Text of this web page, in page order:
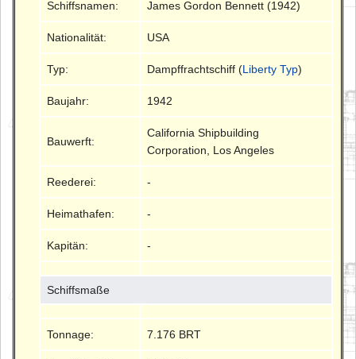
Schiffsnamen: James Gordon Bennett (1942)
Nationalität: USA
Typ: Dampffrachtschiff (Liberty Typ)
Baujahr: 1942
Bauwerft:
California Shipbuilding
Corporation, Los Angeles
Reederei: -
Heimathafen: -
Kapitän: -
Schiffsmaße
Tonnage: 7.176 BRT